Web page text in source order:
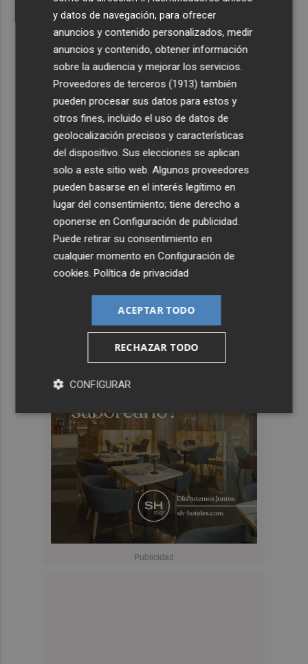
y datos de navegación, para ofrecer
anuncios y contenido personalizados, medir
anuncios y contenido, obtener información
sobre la audiencia y mejorar los servicios.
Proveedores de terceros (1913) también
pueden procesar sus datos para estos y
otros fines, incluido el uso de datos de
geolocalización precisos y características
del dispositivo. Sus elecciones se aplican
solo a este sitio web. Algunos proveedores
pueden basarse en el interés legítimo en
lugar del consentimiento; tiene derecho a
oponerse enConfiguración de publicidad.
Puede retirar su consentimiento en
cualquier momento enConfiguración de
cookies.Política de privacidad
ACEPTAR TODO
RECHAZAR TODO
CONFIGURAR